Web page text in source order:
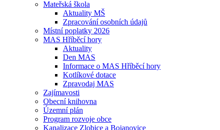
Mateřská škola
Aktuality MŠ
Zpracování osobních údajů
Místní poplatky 2026
MAS Hříběcí hory
Aktuality
Den MAS
Informace o MAS Hříběcí hory
Kotlíkové dotace
Zpravodaj MAS
Zajímavosti
Obecní knihovna
Územní plán
Program rozvoje obce
Kanalizace Zlobice a Bojanovice